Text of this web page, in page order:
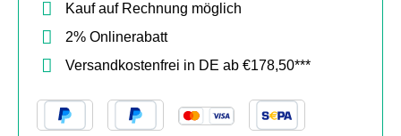
Kauf auf Rechnung möglich
2% Onlinerabatt
Versandkostenfrei in DE ab €178,50***